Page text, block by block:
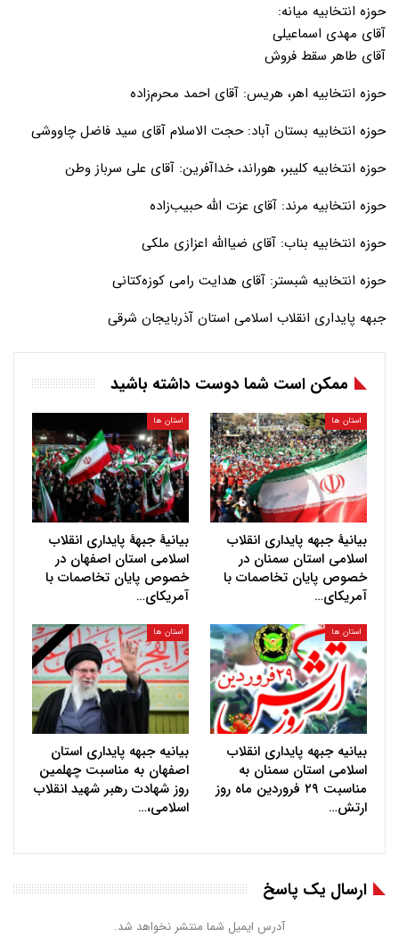
حوزه انتخابیه میانه:
آقای مهدی اسماعیلی
آقای طاهر سقط فروش
حوزه انتخابیه اهر، هریس: آقای احمد محرم‌زاده
حوزه انتخابیه بستان آباد: حجت الاسلام آقای سید فاضل چاووشی
حوزه انتخابیه کلیبر، هوراند، خداآفرین: آقای علی سرباز وطن
حوزه انتخابیه مرند: آقای عزت الله حبیب‌زاده
حوزه انتخابیه بناب: آقای ضیاالله اعزازی ملکی
حوزه انتخابیه شبستر: آقای هدایت رامی کوزه‌کتانی
جبهه پایداری انقلاب اسلامی استان آذربایجان شرقی
ممکن است شما دوست داشته باشید
استان ها
بیانیهٔ جبهه پایداری انقلاب
اسلامی استان سمنان در
خصوص پایان تخاصمات با
آمریکای…
استان ها
بیانیهٔ جبههٔ پایداری انقلاب
اسلامی استان اصفهان در
خصوص پایان تخاصمات با
آمریکای…
استان ها
بیانیه جبهه پایداری انقلاب
اسلامی استان سمنان به
مناسبت ۲۹ فروردین ماه روز
ارتش…
استان ها
بیانیه جبهه پایداری استان
اصفهان به مناسبت چهلمین
روز شهادت رهبر شهید انقلاب
اسلامی،…
ارسال یک پاسخ
آدرس ایمیل شما منتشر نخواهد شد.